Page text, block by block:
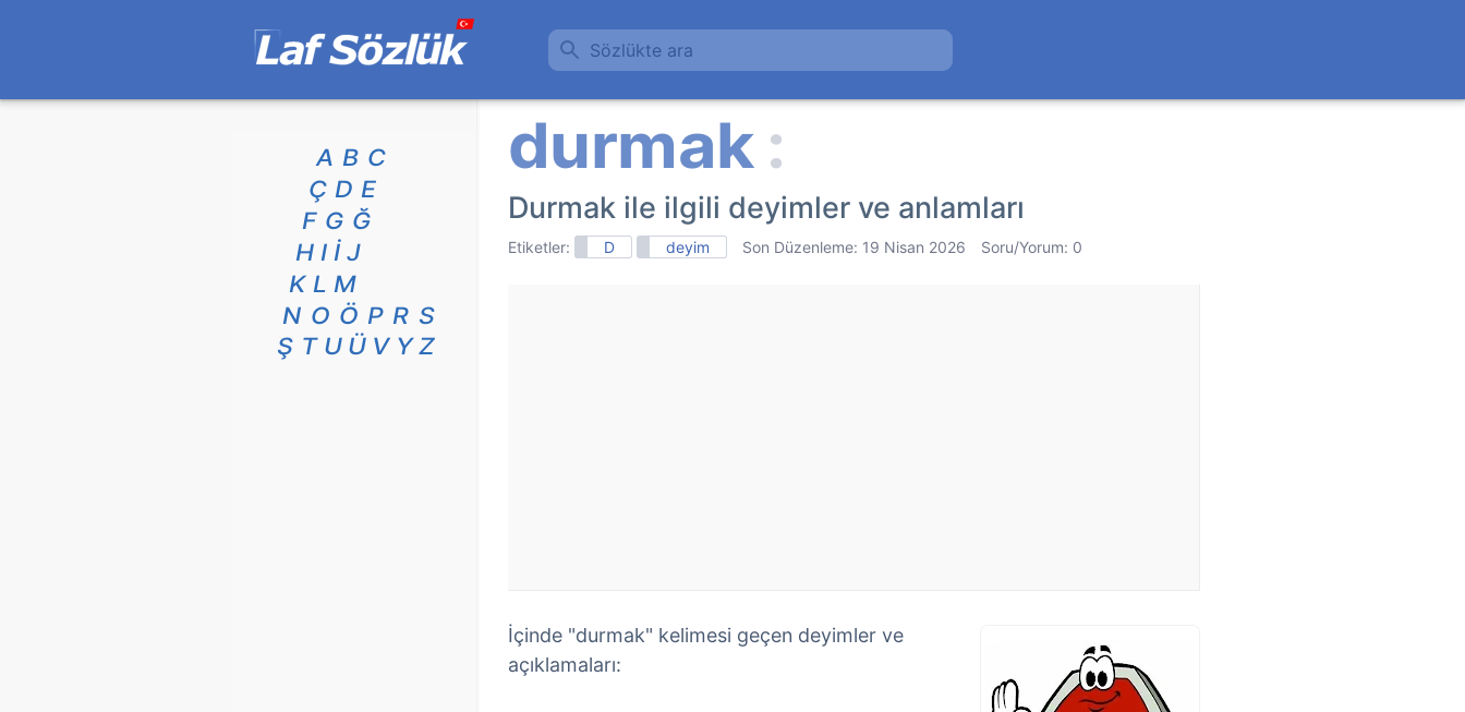
Sözlükte ara
Durmak ile ilgili deyimler ve anlamları
Etiketler: D deyim Son Düzenleme: 19 Nisan 2026 Soru/Yorum: 0
İçinde "durmak" kelimesi geçen deyimler ve
açıklamaları:
A B C
Ç D E
F G Ğ
H I İ J
K L M
N O Ö P R S
Ş T U Ü V Y Z